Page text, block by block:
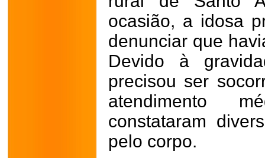
ocasião, a idosa
denunciar que
Devido à
precisou ser
atendimento
constataram
pelo corpo.